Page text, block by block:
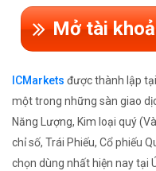
Mở tài
ICMarkets được thành lập
một trong những sàn giao
Năng Lượng, Kim loại quý
chỉ số, Trái Phiếu, Cổ phiếu
chọn dùng nhất hiện nay tại